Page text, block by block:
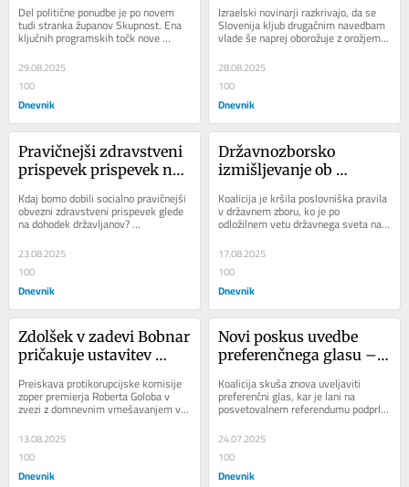
Del politične ponudbe je po novem
tudi stranka županov Skupnost. Ena
ključnih programskih točk nove
stranke bo regionalizacija
centralizirane...
29.08.2025
100
Dnevnik
industrija še vedno kuje
dobičke
Izraelski novinarji razkrivajo, da se
Slovenija kljub drugačnim navedbam
vlade še naprej oborožuje z orožjem,
na račun katerega dobičke kuje...
28.08.2025
100
Dnevnik
Pravičnejši zdravstveni
prispevek prispevek na
Kdaj bomo dobili socialno pravičnejši
obvezni zdravstveni prispevek glede
na dohodek državljanov?
Pričakujemo, da bodo pristojna
ministrstva drugi...
23.08.2025
100
Dnevnik
Državnozborsko
izmišljevanje ob
Koalicija je kršila poslovniška pravila
v državnem zboru, ko je po
odložilnem vetu državnega sveta na
štiri zakone na izredni seji ponovno...
17.08.2025
100
Dnevnik
Zdolšek v zadevi Bobnar
pričakuje ustavitev
premierja Goloba
Preiskava protikorupcijske komisije
zoper premierja Roberta Goloba v
zvezi z domnevnim vmešavanjem v
delo policije, zaradi česar ga je
prijavila...
13.08.2025
100
Dnevnik
Novi poskus uvedbe
preferenčnega glasu –
Koalicija skuša znova uveljaviti
preferenčni glas, kar je lani na
posvetovalnem referendumu podprlo
več kot 70 odstotkov volilcev. Da je
to...
24.07.2025
100
Dnevnik